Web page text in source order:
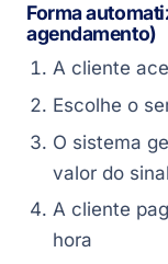
Forma
agendamento)
A cliente
Escolhe o
O sistema
valor do sinal
A cliente
hora